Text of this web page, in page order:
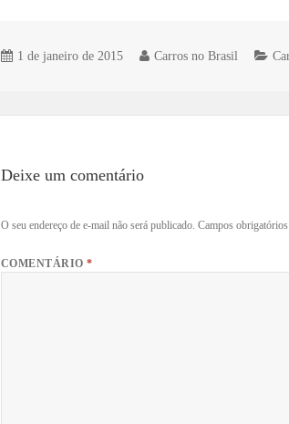
1 de janeiro de 2015 Carros no Brasil
Deixe um comentário
O seu endereço de e-mail não será publicado. Campos
COMENTÁRIO*